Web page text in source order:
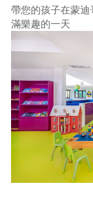
帶您的孩子在蒙
滿樂趣的一天